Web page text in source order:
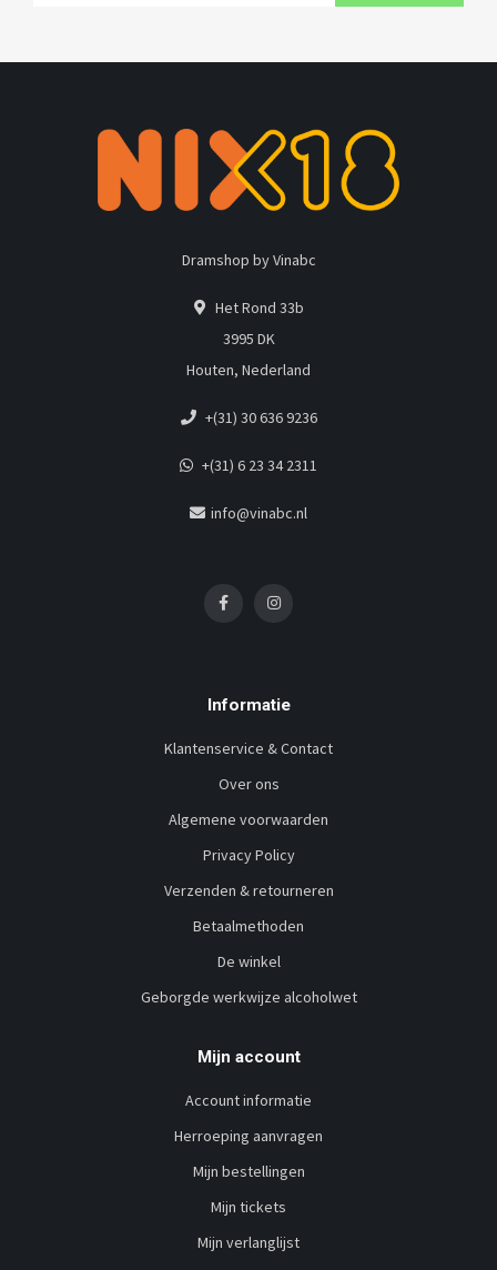
Dramshop by Vinabc
Het Rond 33b
3995 DK
Houten, Nederland
+(31) 30 636 9236
+(31) 6 23 34 2311
info@vinabc.nl
Informatie
Klantenservice & Contact
Over ons
Algemene voorwaarden
Privacy Policy
Verzenden & retourneren
Betaalmethoden
De winkel
Geborgde werkwijze alcoholwet
Mijn account
Account informatie
Herroeping aanvragen
Mijn bestellingen
Mijn tickets
Mijn verlanglijst